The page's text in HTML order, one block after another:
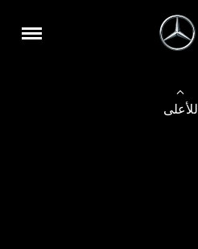
للأعلى